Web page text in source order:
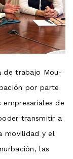
de trabajo Mou-
por parte
de
transmitir a
movilidad y el
las